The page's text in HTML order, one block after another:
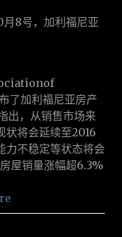
月8号，加利福尼亚
了加利福尼亚房产
出，从销售市场来
状将会延续至2016
力不稳定等状态将会
屋销量涨幅超6.3%